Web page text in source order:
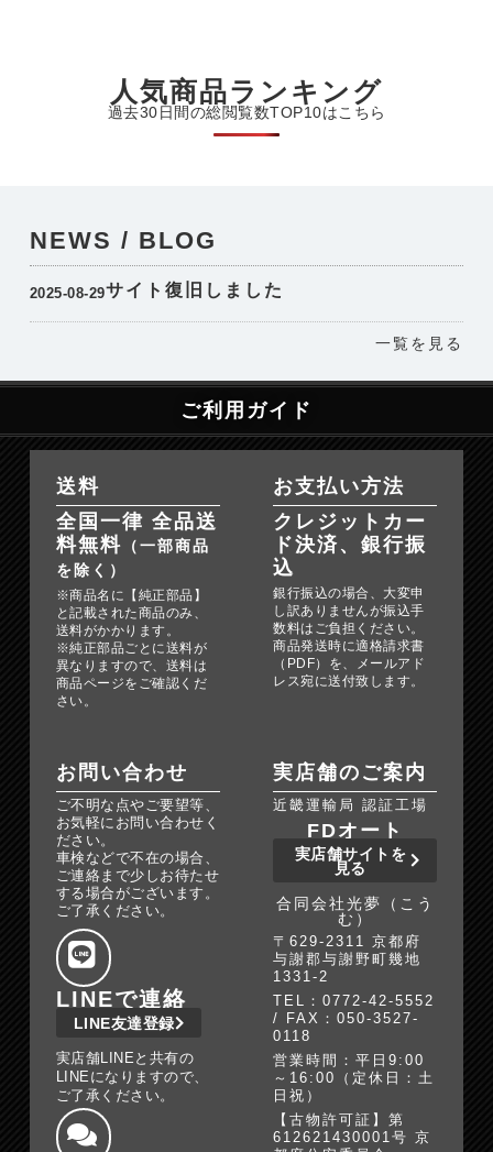
人気商品ランキング
過去30日間の総閲覧数TOP10はこちら
NEWS / BLOG
2025-08-29サイト復旧しました
一覧を見る
ご利用ガイド
送料
全国一律 全品送
料無料 （一部商品
を除く）
※商品名に【純正部品】
と記載された商品のみ、
送料がかかります。
※純正部品ごとに送料が
異なりますので、送料は
商品ページをご確認くだ
さい。
お支払い方法
クレジットカー
ド決済、銀行振
込
銀行振込の場合、大変申
し訳ありませんが振込手
数料はご負担ください。
商品発送時に適格請求書
（PDF）を、メールアド
レス宛に送付致します。
お問い合わせ
ご不明な点やご要望等、
お気軽にお問い合わせく
ださい。
車検などで不在の場合、
ご連絡まで少しお待たせ
する場合がございます。
ご了承ください。
LINEで連絡
LINE友達登録
実店舗LINEと共有の
LINEになりますので、
ご了承ください。
実店舗のご案内
近畿運輸局 認証工場
FDオート
実店舗サイトを
見る
合同会社光夢（こう
む）
〒629-2311 京都府
与謝郡与謝野町幾地
1331-2
TEL：0772-42-5552
/ FAX：050-3527-
0118
営業時間：平日9:00
～16:00（定休日：土
日祝）
【古物許可証】第
612621430001号 京